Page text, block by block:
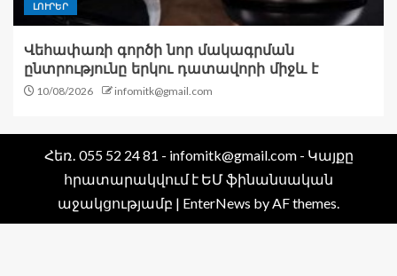
ԼՈՒՐԵՐ
Վեհափառի գործի նոր մակագրման
ընտրությունը երկու դատավորի միջև է
10/08/2026 infomitk@gmail.com
Հեռ․ 055 52 24 81 - infomitk@gmail.com - Կայքը
հրատարակվում է ԵՄ ֆինանսական
աջակցությամբ | EnterNews by AF themes.